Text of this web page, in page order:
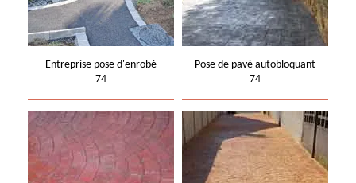
Entreprise pose d'enrobé
74
Pose de pavé autobloquant
74